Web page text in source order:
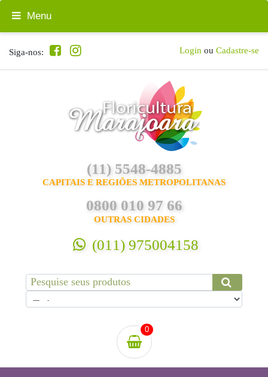
Siga-nos: Login ou Cadastre-se
(11) 5548-4885
CAPITAIS E REGIÕES METROPOLITANAS
0800 010 97 66
OUTRAS CIDADES
(011) 975004158
0
Menu